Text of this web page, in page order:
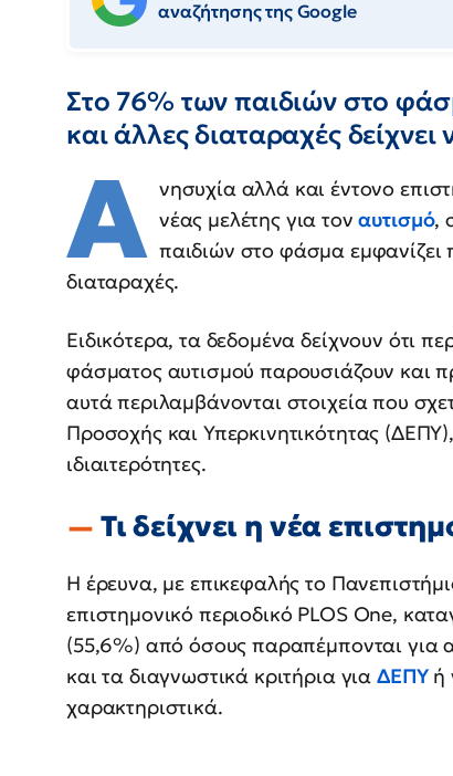
αναζήτησης της Google
Στο 76% των παιδιών στο
και άλλες διαταραχές δείχνει
Α νησυχία αλλά και έντονο
νέας μελέτης για τοναυτισμό,
παιδιών στο φάσμα εμφανίζει
διαταραχές.
Ειδικότερα, τα δεδομένα δείχνουν ότι
φάσματος αυτισμού παρουσιάζουν και
αυτά περιλαμβάνονται στοιχεία που
Προσοχής και Υπερκινητικότητας (ΔΕΠΥ),
ιδιαιτερότητες.
Τι δείχνει η νέα
Η έρευνα, με επικεφαλής το
επιστημονικό περιοδικό PLOS One,
(55,6%) από όσους παραπέμπονται για
και τα διαγνωστικά κριτήρια για ΔΕΠΥ ή
χαρακτηριστικά.